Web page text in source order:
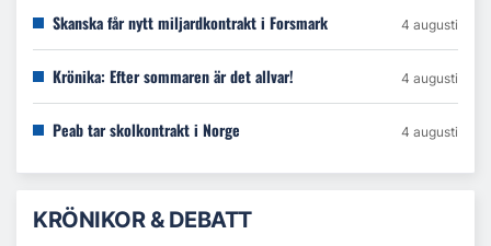
Skanska får nytt miljardkontrakt i Forsmark 4 augusti
Krönika: Efter sommaren är det allvar! 4 augusti
Peab tar skolkontrakt i Norge 4 augusti
KRÖNIKOR & DEBATT